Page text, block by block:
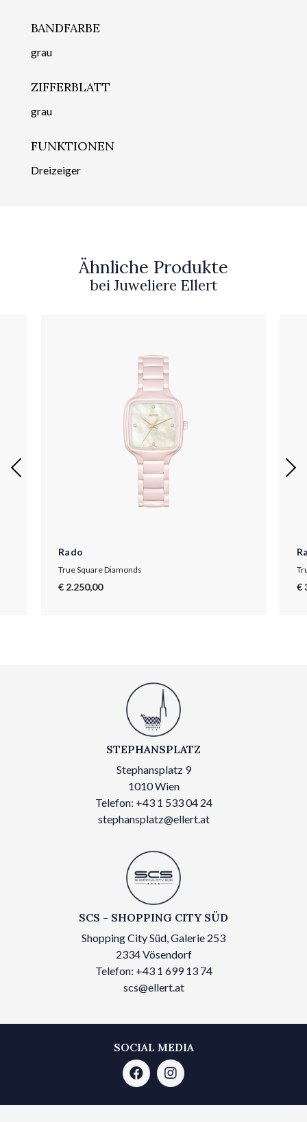
BANDFARBE
grau
ZIFFERBLATT
grau
FUNKTIONEN
Dreizeiger
Ähnliche Produkte
bei Juweliere Ellert
Rado
True Square Diamonds
€ 2.250,00 €
STEPHANSPLATZ
Stephansplatz 9
1010 Wien
Telefon: +43 1 533 04 24
stephansplatz@ellert.at
SCS - SHOPPING CITY SÜD
Shopping City Süd, Galerie 253
2334 Vösendorf
Telefon: +43 1 699 13 74
scs@ellert.at
SOCIAL MEDIA